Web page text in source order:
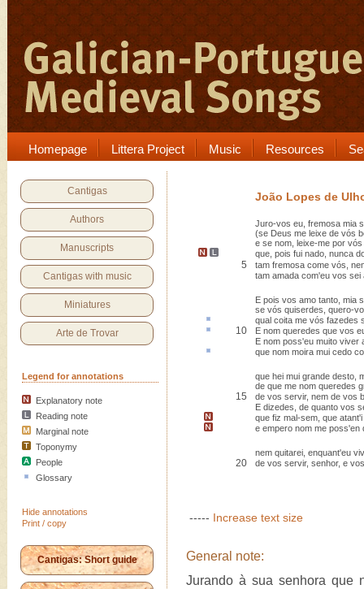
Homepage Littera Project Music Resources
Cantigas
Authors
Manuscripts
Cantigas with music
Miniatures
Arte de Trovar
Legend for annotations
Explanatory note
Reading note
Marginal note
Toponymy
People
Glossary
Hide annotations
Print / copy
Cantigas: Short guide
João Lopes de
Juro-vos eu, fremosa mia
(se Deus me leixe de vós
e se nom, leixe-me por
que pois fui nado , nunca
5
tam fremosa come vós,
tam amada com'eu vos sei
E pois vos amo tanto, mia
se vós quiserdes, quero-
qual coita me vós fazedes
10
E nom queredes que vos
E nom poss'eu muito viver
que nom moira mui cedo
que hei mui grande desto,
de que me nom queredes
15
de vos servir, nem de vos
E dizedes, de quanto vos
que fiz mal-sem, que
e empero nom me poss'en
nem quitarei, enquant'eu
20 de vos servir, senhor, e
----- Increase text size
General note:
Jurando à sua senhora que